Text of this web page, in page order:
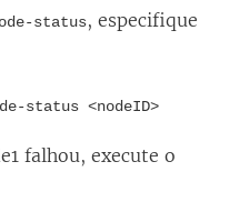
status, especifique
status <nodeID>
falhou, execute o